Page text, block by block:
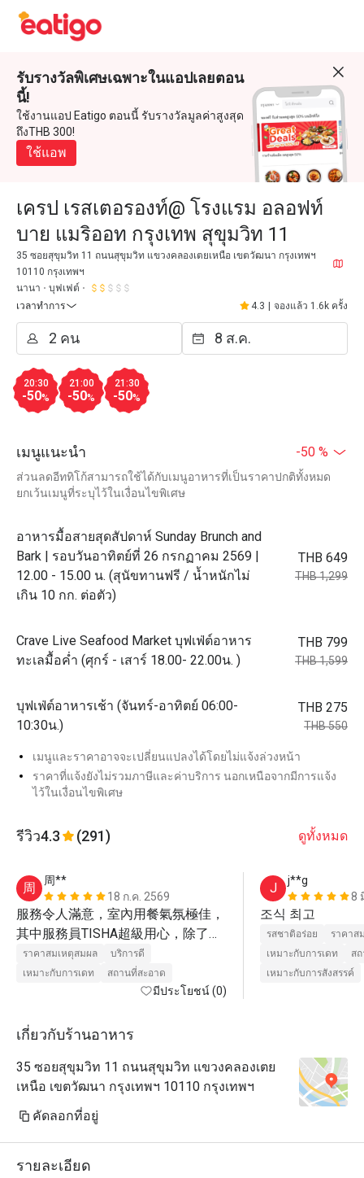
รับรางวัลพิเศษเฉพาะในแอปเลยตอน
นี้!
ใช้งานแอป Eatigo ตอนนี้ รับรางวัลมูลค่าสูงสุด
ถึงTHB 300!
ใช้แอพ
เครป เรสเตอรองท์@ โรงแรม อลอฟท์
บาย แมริออท กรุงเทพ สุขุมวิท 11
35 ซอยสุขุมวิท 11 ถนนสุขุมวิท แขวงคลองเตยเหนือ เขตวัฒนา กรุงเทพฯ
10110 กรุงเทพฯ
นานา
บุฟเฟต์
เวลาทำการ
4.3 จองแล้ว 1.6k ครั้ง
20:30
-50%
21:00
-50%
21:30
-50%
เมนูแนะนำ -50 %
ส่วนลดอีททิโก้สามารถใช้ได้กับเมนูอาหารที่เป็นราคาปกติทั้งหมด
ยกเว้นเมนูที่ระบุไว้ในเงื่อนไขพิเศษ
อาหารมื้อสายสุดสัปดาห์ Sunday Brunch and
Bark | รอบวันอาทิตย์ที่ 26 กรกฏาคม 2569 |
12.00 - 15.00 น. (สุนัขทานฟรี / น้ำหนักไม่
เกิน 10 กก. ต่อตัว)
THB 649
THB 1,299
Crave Live Seafood Market บุฟเฟ่ต์อาหาร
ทะเลมื้อค่ำ (ศุกร์ - เสาร์ 18.00- 22.00น. )
THB 799
THB 1,599
บุฟเฟ่ต์อาหารเช้า (จันทร์-อาทิตย์ 06:00-
10:30น.)
THB 275
THB 550
เมนูและราคาอาจจะเปลี่ยนแปลงได้โดยไม่แจ้งล่วงหน้า
ราคาที่แจ้งยังไม่รวมภาษีและค่าบริการ นอกเหนือจากมีการแจ้ง
ไว้ในเงื่อนไขพิเศษ
รีวิว4.3 (291) ดูทั้งหมด
周
周**
18 ก.ค. 2569
服務令人滿意，室內用餐氣氛極佳，
其中服務員TISHA超級用心，除了幫
我們將食物擺盤供我們拍照外，還貼
心的準備一盞氣氛燈擺在桌上，一整
到這裏用餐！
ราคาสมเหตุสมผล
บริการดี
เหมาะกับการเดท
สถานที่สะอาด
มีประโยชน์ (0)
J
j**g
8
조식 최고
รสชาติอร่อย
ราคาส
เหมาะกับการเดท
ส
เหมาะกับการสังสรรค์
เกี่ยวกับร้านอาหาร
35 ซอยสุขุมวิท 11 ถนนสุขุมวิท แขวงคลองเตย
เหนือ เขตวัฒนา กรุงเทพฯ 10110 กรุงเทพฯ
คัดลอกที่อยู่
รายละเอียด